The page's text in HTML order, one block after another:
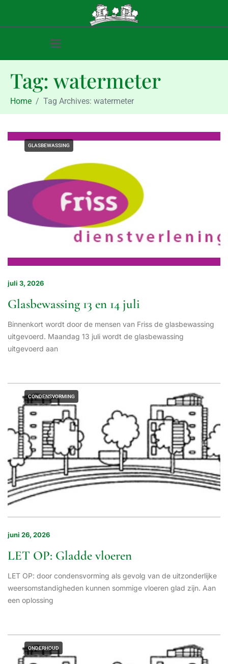
Tag: watermeter
Home Tag Archives: watermeter
GLASBEWASSING
juli 3, 2026
Glasbewassing 13 en 14 juli
Binnenkort wordt door de mensen van Friss de glasbewassing
uitgevoerd. Maandag 13 juli wordt de glasbewassing
uitgevoerd aan
CONDENSVORMING
juni 26, 2026
LET OP: Gladde vloeren
LET OP: door condensvorming als gevolg van de uitzonderlijke
weersomstandigheden kunnen sommige vloeren glad zijn. Aan
een oplossing
ONDERHOUD